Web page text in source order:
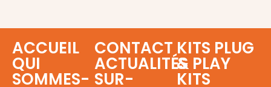
ACCUEIL
QUI
SOMMES-
CONTACT
ACTUALITÉS
SUR-
KITS PLUG
& PLAY
KITS